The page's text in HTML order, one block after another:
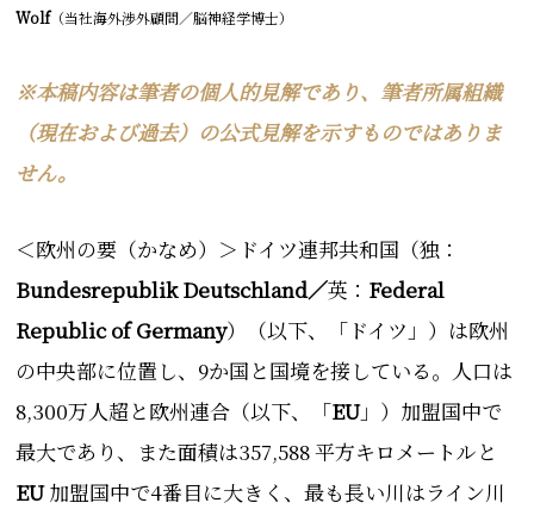
Wolf（当社海外渉外顧問／脳神経学博士）
※本稿内容は筆者の個人的見解であり、筆者所属組織
（現在および過去）の公式見解を示すものではありま
せん。
＜欧州の要（かなめ）＞ドイツ連邦共和国 （独：
Bundesrepublik Deutschland／英： Federal
Republic of Germany）（以下、「ドイツ」） は欧州
の中央部に位置し、9か国と国境を接している。人口は
8,300万人超と欧州連合（以下、「EU」）加盟国中で
最大であり、また面積は357,588 平方キロメートルと
EU加盟国中で4番目に大きく、最も長い川はライン川